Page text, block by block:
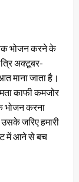
भोजन करने के
अक्टूबर-
माना जाता है।
काफी कमजोर
भोजन करना
जरिए हमारी
में आने से बच